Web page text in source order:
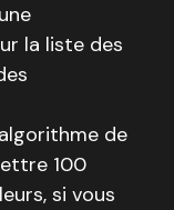
la liste des
de
100
si vous